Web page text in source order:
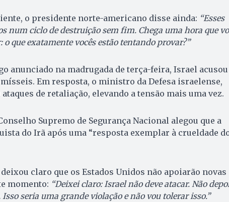
o presidente norte-americano disse ainda: “Esses
num ciclo de destruição sem fim. Chega uma hora que
o que exatamente vocês estão tentando provar?”
anunciado na madrugada de terça-feira, Israel acusou
Em resposta, o ministro da Defesa israelense,
de retaliação, elevando a tensão mais uma vez.
Supremo de Segurança Nacional alegou que a
do Irã após uma “resposta exemplar à crueldade
claro que os Estados Unidos não apoiarão novas
momento: “Deixei claro: Israel não deve atacar. Não
seria uma grande violação e não vou tolerar isso.”